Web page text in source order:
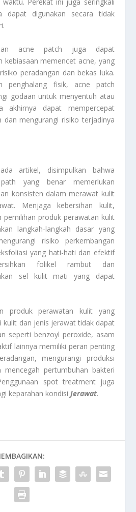
dapat digunakan secara tidak
acne patch juga dapat
kebiasaan memencet acne, yang
peradangan dan bekas luka.
penghalang fisik, acne patch
godaan untuk menyentuh atau
akhirnya dapat mempercepat
dan mengurangi risiko terjadinya
artikel, disimpulkan bahwa
yang benar memerlukan
konsisten dalam merawat kulit
Menjaga kebersihan kulit,
pemilihan produk perawatan kulit
langkah-langkah dasar yang
risiko perkembangan
yang hati-hati dan efektif
folikel rambut dan
sel kulit mati yang dapat
produk perawatan kulit yang
kulit dan jenis jerawat tidak dapat
seperti benzoyl peroxide, asam
lainnya memiliki peran penting
mengurangi produksi
mencegah pertumbuhan bakteri
spot treatment juga
keparahan kondisiJerawat.